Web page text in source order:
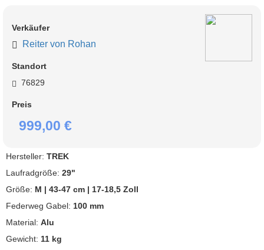
Verkäufer
Reiter von Rohan
Standort
76829
Preis
999,00 €
Hersteller: TREK
Laufradgröße: 29"
Größe: M | 43-47 cm | 17-18,5 Zoll
Federweg Gabel: 100 mm
Material: Alu
Gewicht: 11 kg